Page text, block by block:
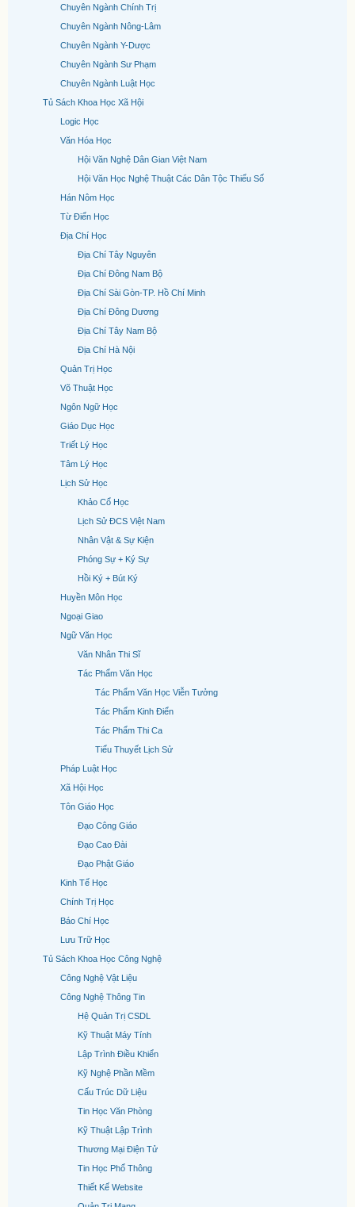
Chuyên Ngành Chính Trị
Chuyên Ngành Nông-Lâm
Chuyên Ngành Y-Dược
Chuyên Ngành Sư Phạm
Chuyên Ngành Luật Học
Tủ Sách Khoa Học Xã Hội
Logic Học
Văn Hóa Học
Hội Văn Nghệ Dân Gian Việt Nam
Hội Văn Học Nghệ Thuật Các Dân Tộc Thiểu Số
Hán Nôm Học
Từ Điển Học
Địa Chí Học
Địa Chí Tây Nguyên
Địa Chí Đông Nam Bộ
Địa Chí Sài Gòn-TP. Hồ Chí Minh
Địa Chí Đông Dương
Địa Chí Tây Nam Bộ
Địa Chí Hà Nội
Quản Trị Học
Võ Thuật Học
Ngôn Ngữ Học
Giáo Dục Học
Triết Lý Học
Tâm Lý Học
Lịch Sử Học
Khảo Cổ Học
Lịch Sử ĐCS Việt Nam
Nhân Vật & Sự Kiện
Phóng Sự + Ký Sự
Hồi Ký + Bút Ký
Huyền Môn Học
Ngoại Giao
Ngữ Văn Học
Văn Nhân Thi Sĩ
Tác Phẩm Văn Học
Tác Phẩm Văn Học Viễn Tưởng
Tác Phẩm Kinh Điển
Tác Phẩm Thi Ca
Tiểu Thuyết Lịch Sử
Pháp Luật Học
Xã Hội Học
Tôn Giáo Học
Đạo Công Giáo
Đạo Cao Đài
Đạo Phật Giáo
Kinh Tế Học
Chính Trị Học
Báo Chí Học
Lưu Trữ Học
Tủ Sách Khoa Học Công Nghệ
Công Nghệ Vật Liệu
Công Nghệ Thông Tin
Hệ Quản Trị CSDL
Kỹ Thuật Máy Tính
Lập Trình Điều Khiển
Kỹ Nghệ Phần Mềm
Cấu Trúc Dữ Liệu
Tin Học Văn Phòng
Kỹ Thuật Lập Trình
Thương Mại Điện Tử
Tin Học Phổ Thông
Thiết Kế Website